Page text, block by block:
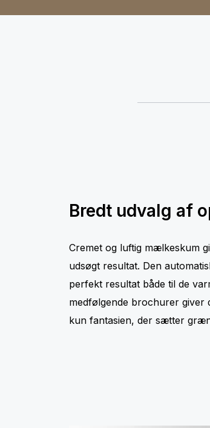
Bredt udvalg af
Cremet og luftig mælkeskum
udsøgt resultat. Den
perfekt resultat både til de
medfølgende brochurer giver
kun fantasien, der sætter